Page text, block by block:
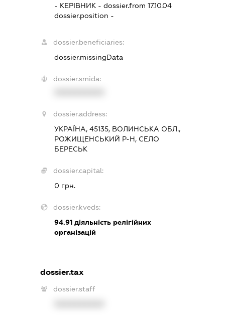
- КЕРІВНИК - dossier.from 17.10.04
dossier.position -
dossier.beneficiaries:
dossier.missingData
dossier.smida:
dossier.address:
УКРАЇНА, 45135, ВОЛИНСЬКА ОБЛ.,
РОЖИЩЕНСЬКИЙ Р-Н, СЕЛО
БЕРЕСЬК
dossier.capital:
0 грн.
dossier.kveds:
94.91діяльність релігійних
організацій
dossier.tax
dossier.staff